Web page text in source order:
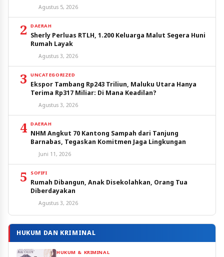
Agustus 5, 2026
2 DAERAH
Sherly Perluas RTLH, 1.200 Keluarga Malut Segera Huni
Rumah Layak
Agustus 3, 2026
3 UNCATEGORIZED
Ekspor Tambang Rp243 Triliun, Maluku Utara Hanya
Terima Rp317 Miliar: Di Mana Keadilan?
Agustus 3, 2026
4 DAERAH
NHM Angkut 70 Kantong Sampah dari Tanjung
Barnabas, Tegaskan Komitmen Jaga Lingkungan
Juni 11, 2026
5 SOFIFI
Rumah Dibangun, Anak Disekolahkan, Orang Tua
Diberdayakan
Agustus 3, 2026
HUKUM DAN KRIMINAL
HUKUM & KRIMINAL